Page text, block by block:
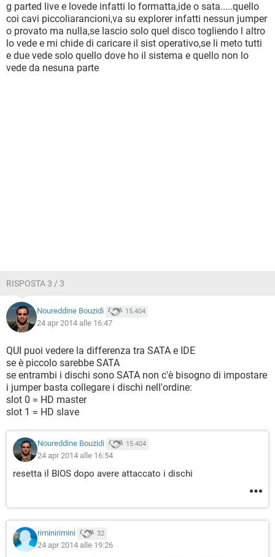
g parted live e lovede infatti lo formatta,ide o sata.....quello
coi cavi piccoliarancioni,va su explorer infatti nessun jumper
o provato ma nulla,se lascio solo quel disco togliendo l altro
lo vede e mi chide di caricare il sist operativo,se li meto tutti
e due vede solo quello dove ho il sistema e quello non lo
vede da nesuna parte
RISPOSTA 3 / 3
Noureddine Bouzidi 15.404
24 apr 2014 alle 16:47
QUI puoi vedere la differenza tra SATA e IDE
se è piccolo sarebbe SATA
se entrambi i dischi sono SATA non c'è bisogno di impostare
i jumper basta collegare i dischi nell'ordine:
slot 0 = HD master
slot 1 = HD slave
Noureddine Bouzidi 15.404
24 apr 2014 alle 16:54
resetta il BIOS dopo avere attaccato i dischi
riminirimini 32
24 apr 2014 alle 19:26